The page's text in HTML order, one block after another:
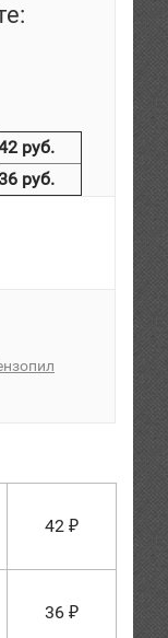
руб.
руб.
42 ₽
36 ₽